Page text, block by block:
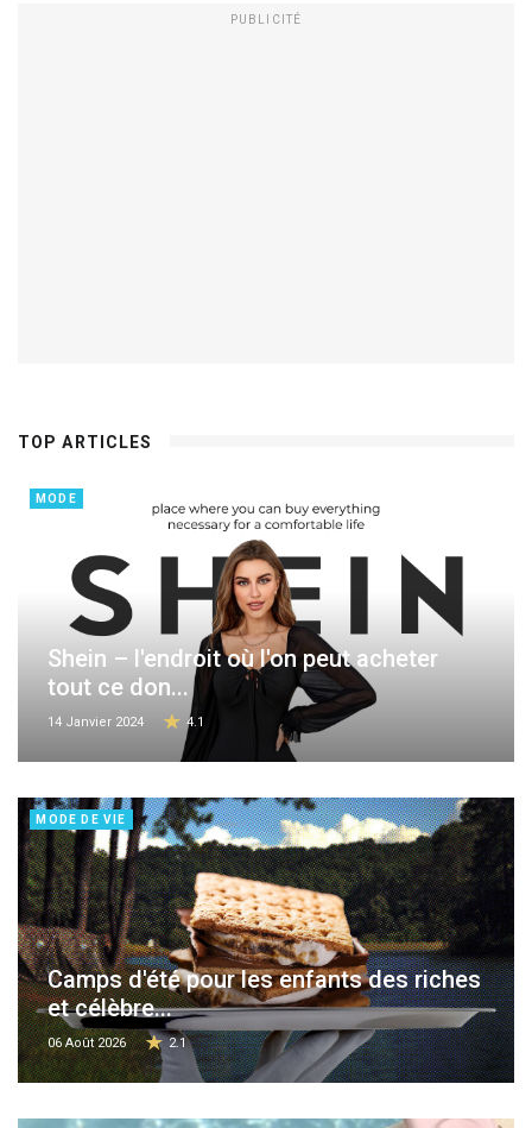
PUBLICITÉ
TOP ARTICLES
MODE
Shein – l'endroit où l'on peut acheter
tout ce don...
14 Janvier 2024 4.1
MODE DE VIE
Camps d'été pour les enfants des riches
et célèbre...
06 Août 2026 2.1